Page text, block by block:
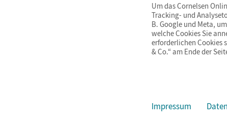
Sicheres Einkaufen mit SSL-Verschlüsselung
Widerrufsfristvon 4 Wochen
Schnelle und einfache Retourenabwicklung
Barrierefreiheit
Um das Cornelsen
Tracking- und
B. Google und Meta,
welche Cookies Sie
erforderlichen Cookies
& Co.“ am Ende der
Impressum